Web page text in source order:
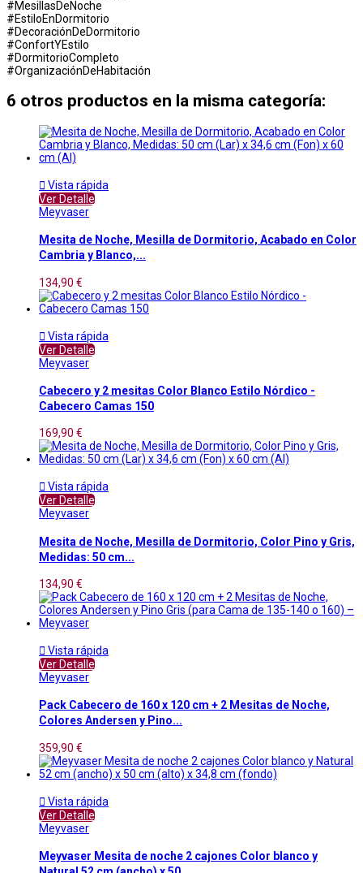
#MesillasDeNoche
#EstiloEnDormitorio
#DecoraciónDeDormitorio
#ConfortYEstilo
#DormitorioCompleto
#OrganizaciónDeHabitación
6 otros productos en la misma categoría:
 Vista rápida
Ver Detalle
Meyvaser
Mesita de Noche, Mesilla de Dormitorio, Acabado en Color
Cambria y Blanco,...
134,90 €
 Vista rápida
Ver Detalle
Meyvaser
Cabecero y 2 mesitas Color Blanco Estilo Nórdico -
Cabecero Camas 150
169,90 €
 Vista rápida
Ver Detalle
Meyvaser
Mesita de Noche, Mesilla de Dormitorio, Color Pino y Gris,
Medidas: 50 cm...
134,90 €
 Vista rápida
Ver Detalle
Meyvaser
Pack Cabecero de 160 x 120 cm + 2 Mesitas de Noche,
Colores Andersen y Pino...
359,90 €
 Vista rápida
Ver Detalle
Meyvaser
Meyvaser Mesita de noche 2 cajones Color blanco y